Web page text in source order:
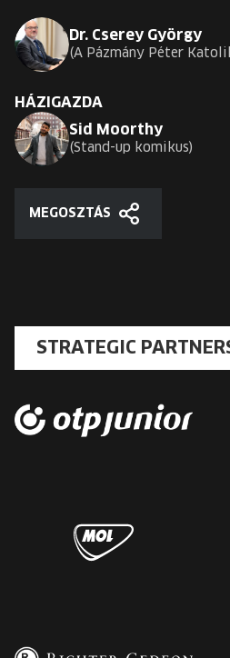
Dr. Cserey György
A Pázmány Péter
HÁZIGAZDA
Sid Moorthy
Stand-up komikus
MEGOSZTÁS
STRATEGIC